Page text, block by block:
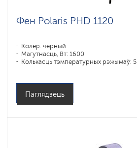
Фен Polaris PHD 1120
Колер: черный
Магутнасць, Вт: 1600
Колькасць тэмпературных рэжымаў: 5
Паглядзець